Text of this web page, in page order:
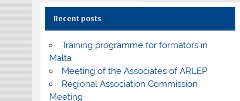
Recent posts
Training programme for formators in
Malta
Meeting of the Associates of ARLEP
Regional Association Commission
Meeting